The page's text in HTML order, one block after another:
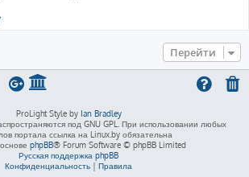
Перейти
ProLight Style by Ian Bradley
под GNU GPL. При использовании любых
портала ссылка на Linux.by обязательна
phpBB® Forum Software © phpBB Limited
Русская поддержка phpBB
Конфиденциальность | Правила